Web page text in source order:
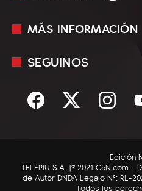
En Vivo
Sociedad
C5N Autos
RatingCero
MÁS INFORMACIÓN
Mediakit
Términos y condiciones
SEGUINOS
Edición
TELEPIU S.A. |© 2021 C5N.com
de Autor DNDA Legajo N°: RL-
Todos los